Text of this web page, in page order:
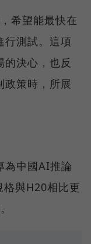
希望能最快在
行測試。這項
決心，也反
政策時，所展
為中國AI推論
與H20相比更